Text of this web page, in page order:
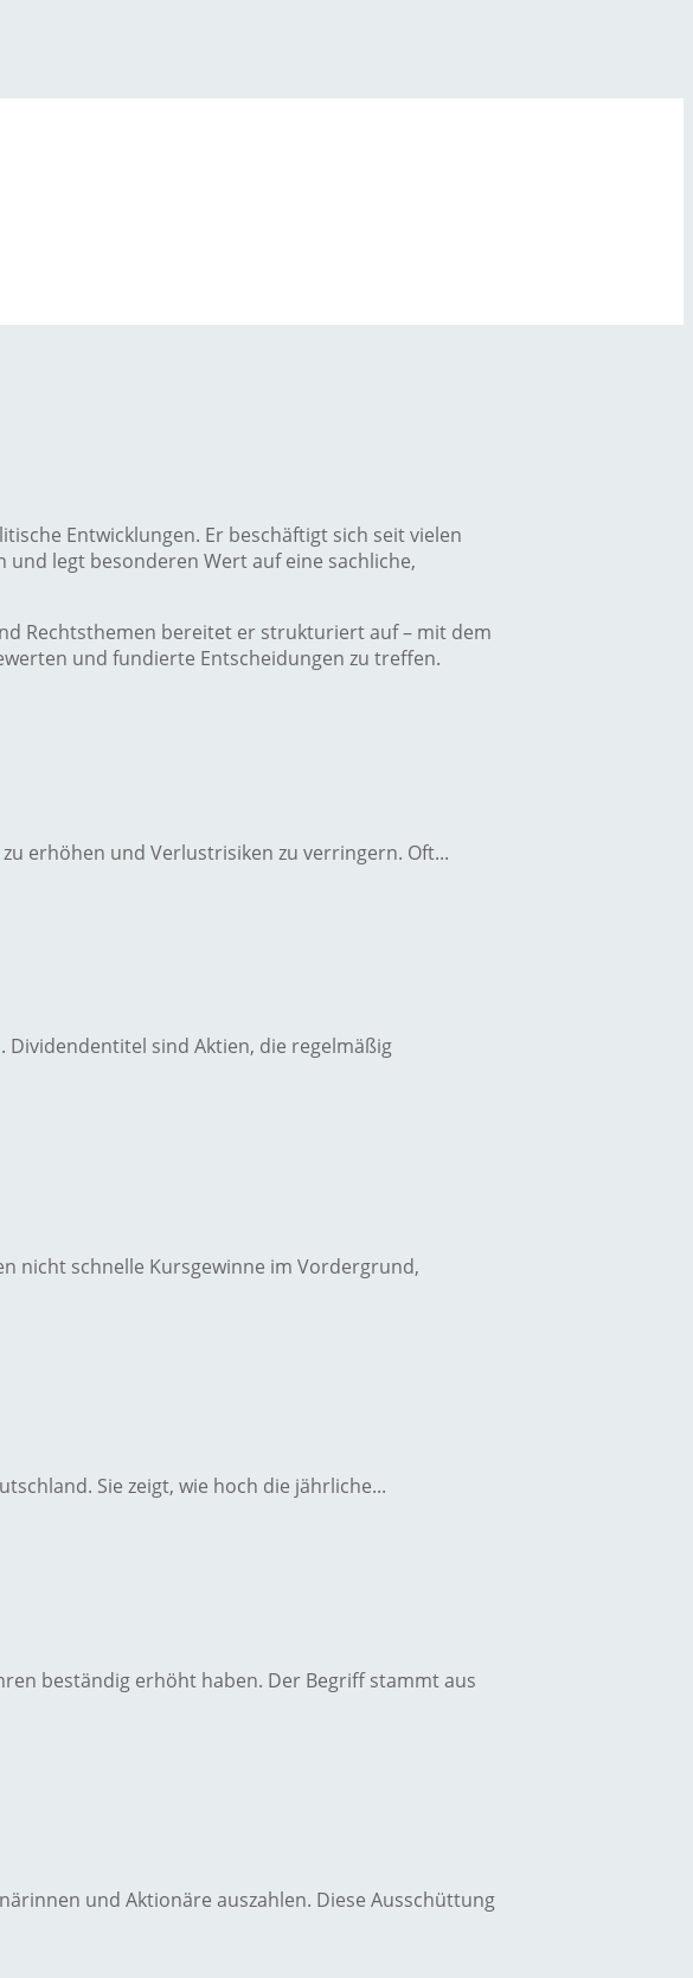
Entwicklungen. Er beschäftigt sich seit vielen
legt besonderen Wert auf eine sachliche,
Rechtsthemen bereitet er strukturiert auf – mit dem
und fundierte Entscheidungen zu treffen.
erhöhen und Verlustrisiken zu verringern. Oft...
sind Aktien, die regelmäßig
nicht schnelle Kursgewinne im Vordergrund,
Sie zeigt, wie hoch die jährliche...
beständig erhöht haben. Der Begriff stammt aus
und Aktionäre auszahlen. Diese Ausschüttung